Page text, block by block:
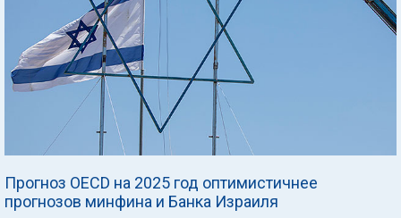
Прогноз OECD на 2025 год оптимистичнее
прогнозов минфина и Банка Израиля